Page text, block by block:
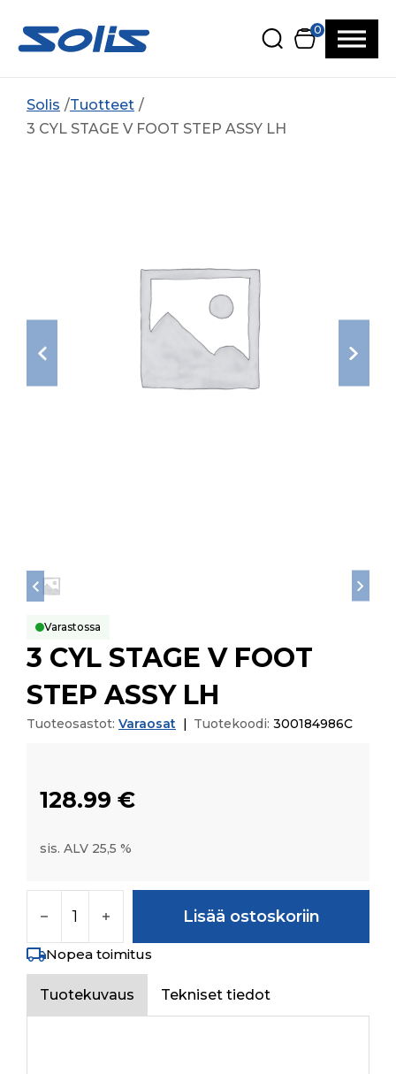
0
Solis
Tuotteet
3 CYL STAGE V FOOT STEP ASSY LH
Varastossa
3 CYL STAGE V FOOT
STEP ASSY LH
Tuoteosastot: Varaosat Tuotekoodi: 300184986C
128.99 €
sis. ALV 25,5 %
Lisää ostoskoriin
Nopea toimitus
Tuotekuvaus Tekniset tiedot